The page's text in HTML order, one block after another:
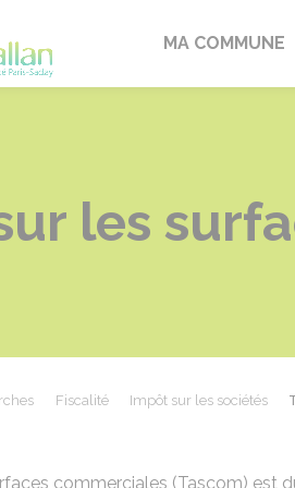
VauhallanMA COMMUNE
les
Fiscalité Impôt sur les sociétés
commerciales (Tascom) est